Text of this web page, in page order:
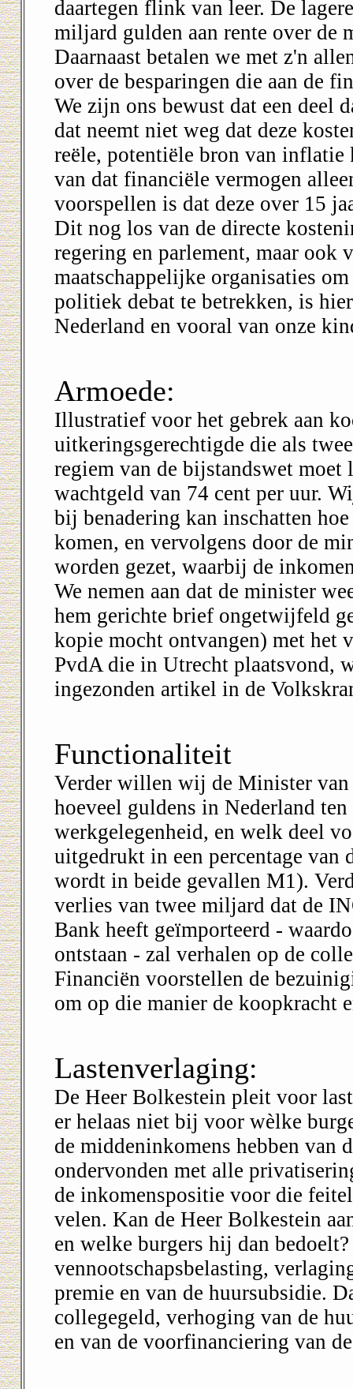
daartegen flink van leer. De
miljard gulden aan rente over de
Daarnaast betalen we met z'n
over de besparingen die aan de
We zijn ons bewust dat een deel
dat neemt niet weg dat deze
reële, potentiële bron van
van dat financiële vermogen
voorspellen is dat deze over 15
Dit nog los van de directe
regering en parlement, maar ook
maatschappelijke organisaties
politiek debat te betrekken, is
Nederland en vooral van onze
Armoede:
Illustratief voor het gebrek aan
uitkeringsgerechtigde die als
regiem van de bijstandswet moet
wachtgeld van 74 cent per uur.
bij benadering kan inschatten
komen, en vervolgens door de
worden gezet, waarbij de
We nemen aan dat de minister
hem gerichte brief ongetwijfeld
kopie mocht ontvangen) met het
PvdA die in Utrecht plaatsvond,
ingezonden artikel in de
Functionaliteit
Verder willen wij de Minister van
hoeveel guldens in Nederland
werkgelegenheid, en welk deel
uitgedrukt in een percentage
wordt in beide gevallen M1).
verlies van twee miljard dat de
Bank heeft geïmporteerd -
ontstaan - zal verhalen op de
Financiën voorstellen de
om op die manier de koopkracht
Lastenverlaging:
De Heer Bolkestein pleit voor
er helaas niet bij voor wèlke
de middeninkomens hebben van
ondervonden met alle
de inkomenspositie voor die
velen. Kan de Heer Bolkestein
en welke burgers hij dan
vennootschapsbelasting,
premie en van de huursubsidie.
collegegeld, verhoging van de
en van de voorfinanciering van